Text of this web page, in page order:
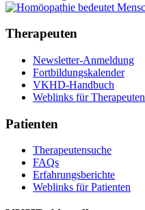
Therapeuten
Newsletter-Anmeldung
Fortbildungskalender
VKHD-Handbuch
Weblinks für Therapeuten
Patienten
Therapeutensuche
FAQs
Erfahrungsberichte
Weblinks für Patienten